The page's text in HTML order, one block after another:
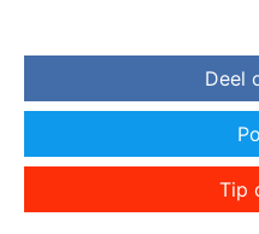
Deel
Tip